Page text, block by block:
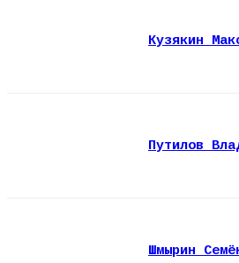
Кузякин
Путилов
Шмырин